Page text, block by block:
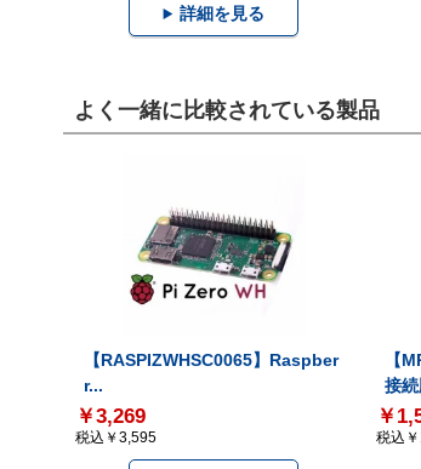
詳細を見る
よく一緒に比較されている製品
【RASPIZWHSC0065】Raspber
r...
￥3,269
税込￥3,595
【
接
￥
税込